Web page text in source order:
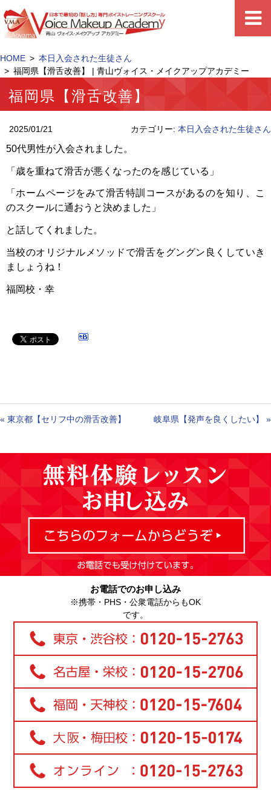
HOME
本日入会された生徒さん
福岡県【滑舌改善】 | 青山ヴォイス・メイクアップアカデミー
福岡県【滑舌改善】
2025/01/21 カテゴリー: 本日入会された生徒さん
50代男性が入会されました。
「歳を重ねて滑舌が悪くなったのを感じている」
「ホームページをみて滑舌特訓コースがあるのを知り、こ
のスクールに通おうと決めました」
と話してくれました。
当校のオリジナルメソッドで滑舌をグングン良くしていき
ましょうね！
福岡校・幸
« 東京都【セリフ中の滑舌改善】 岐阜県【発声を良くしたい】 »
お電話でのお申し込み
※携帯・PHS・公衆電話からもOK
です。